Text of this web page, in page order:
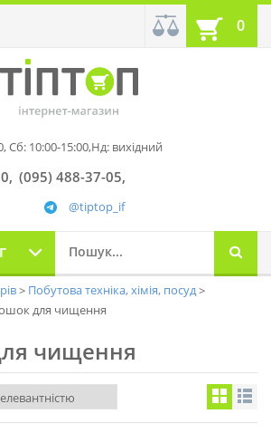
0
Сб: 10:00-15:00,Нд: вихідний
(095) 488-37-05
@tiptop_if
Побутова техніка, хімія, посуд
для чищення
чищення